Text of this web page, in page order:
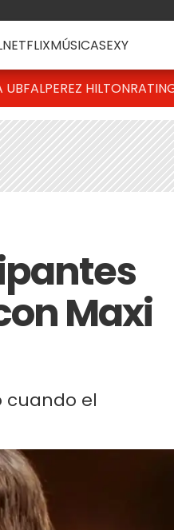
NETFLIXMÚSICASEXY
UBFALPEREZ HILTON
Maxi
cuando el